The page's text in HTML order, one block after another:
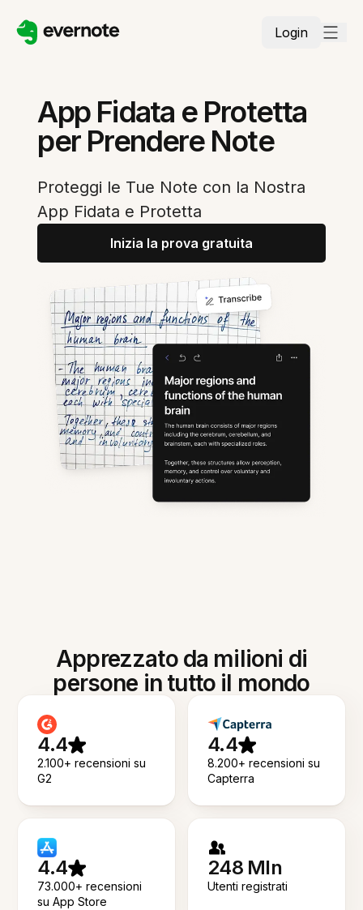
Login
App Fidata e Protetta
per Prendere Note
Proteggi le Tue Note con la Nostra
App Fidata e Protetta
Inizia la prova gratuita
Apprezzato da milioni di
persone in tutto il mondo
4.4
2.100+ recensioni su
G2
4.4
8.200+ recensioni su
Capterra
4.4
73.000+ recensioni
su App Store
248 Mln
Utenti registrati